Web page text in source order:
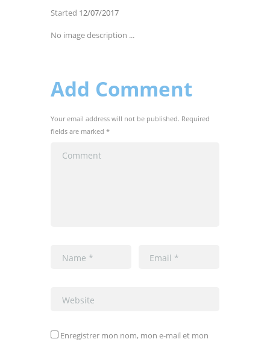
Started 12/07/2017
No image description ...
Add Comment
Your email address will not be published. Required
fields are marked *
Enregistrer mon nom, mon e-mail et mon